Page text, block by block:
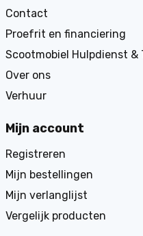
Contact
Proefrit en financiering
Scootmobiel Hulpdienst &
Over ons
Verhuur
Mijn account
Registreren
Mijn bestellingen
Mijn verlanglijst
Vergelijk producten